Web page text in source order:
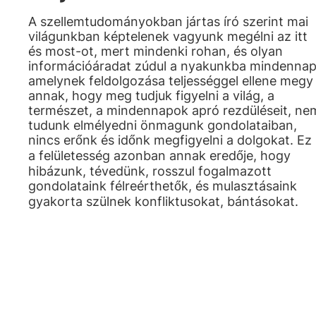
A szellemtudományokban jártas író szerint mai
világunkban képtelenek vagyunk megélni az itt
és most-ot, mert mindenki rohan, és olyan
információáradat zúdul a nyakunkba
amelynek feldolgozása teljességgel ellene megy
annak, hogy meg tudjuk figyelni a világ, a
természet, a mindennapok apró rezdüléseit,
tudunk elmélyedni önmagunk gondolataiban,
nincs erőnk és időnk megfigyelni a dolgokat. Ez
a felületesség azonban annak eredője, hogy
hibázunk, tévedünk, rosszul fogalmazott
gondolataink félreérthetők, és mulasztásaink
gyakorta szülnek konfliktusokat, bántásokat.